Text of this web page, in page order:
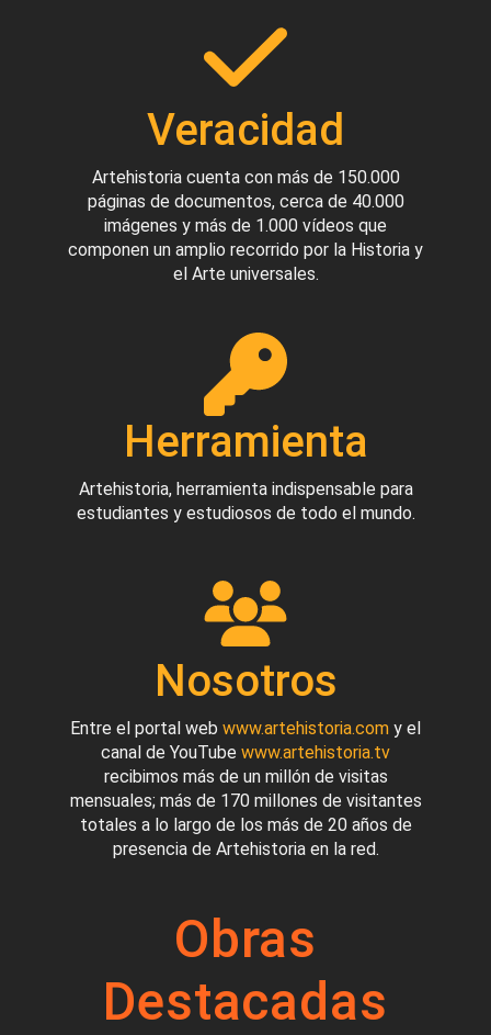
Veracidad
Artehistoria cuenta con más de 150.000
páginas de documentos, cerca de 40.000
imágenes y más de 1.000 vídeos que
componen un amplio recorrido por la Historia y
el Arte universales.
Herramienta
Artehistoria, herramienta indispensable para
estudiantes y estudiosos de todo el mundo.
Nosotros
Entre el portal web www.artehistoria.com y el
canal de YouTube www.artehistoria.tv
recibimos más de un millón de visitas
mensuales; más de 170 millones de visitantes
totales a lo largo de los más de 20 años de
presencia de Artehistoria en la red.
Obras
Destacadas